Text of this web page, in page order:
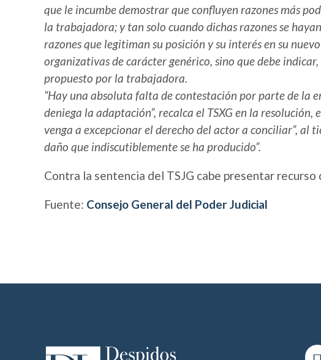
que le incumbe demostrar que confluyen razones más
la trabajadora; y tan solo cuando dichas razones se
razones que legitiman su posición y su interés en su
organizativas de carácter genérico, sino que debe
propuesto por la trabajadora.
“Hay una absoluta falta de contestación por parte de la
deniega la adaptación”, recalca el TSXG en la
venga a excepcionar el derecho del actor a conciliar”,
daño que indiscutiblemente se ha producido”.
Contra la sentencia del TSJG cabe presentar recurso
Fuente: Consejo General del Poder Judicial